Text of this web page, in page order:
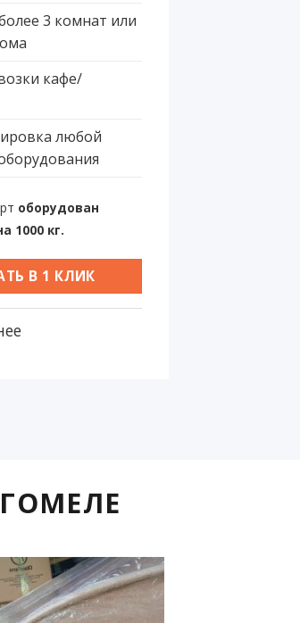
3 комнат или
кафе/
любой
оборудован
1000 кг.
В 1 КЛИК